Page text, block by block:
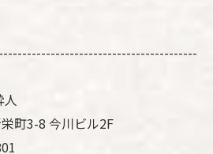
人
町3-8 今川ビル2F